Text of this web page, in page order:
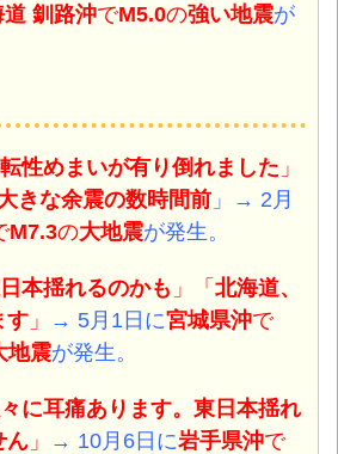
道 釧路沖でM5.0の強い地震が
性めまいが有り倒れました 」
きな余震の数時間前 」
→ 2月
M7.3の大地震が発生。
本揺れるのかも 」「 北海道、
す 」 → 5月1日に宮城県沖で
地震が発生。
に耳痛あります。東日本揺れ
ん 」 → 10月6日に岩手県沖で